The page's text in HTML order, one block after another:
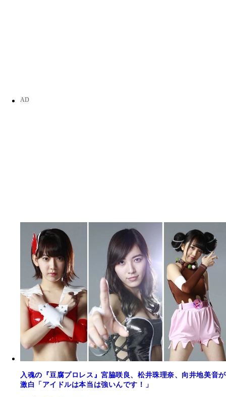
入魂の『豆腐プロレス』宮脇咲良、松井珠理奈、向井地美音が
激白「アイドルは本当は強いんです！」